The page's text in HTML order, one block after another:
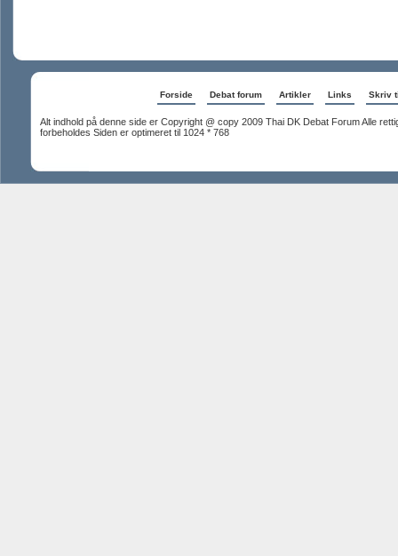
Forside Debat forum Artikler Links Skriv
Alt indhold på denne side er Copyright @ copy 2009 Thai DK Debat Forum Alle
forbeholdes Siden er optimeret til 1024 * 768